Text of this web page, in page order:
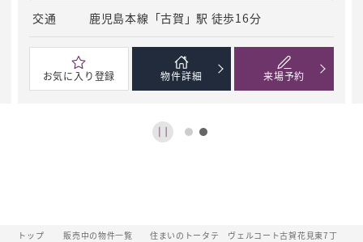
交通 鹿児島本線「古賀」駅 徒歩16分
来場予約
物件詳細
お気に 入り登録
トップ 販売中の物件一覧
住まいのトータテ ヴェルコート古賀花見東7丁